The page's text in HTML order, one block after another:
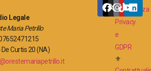
Legale
Maria Petrillo
Curtis 20 (NA)
Consulenza
Privacy
e
GDPR
⚜